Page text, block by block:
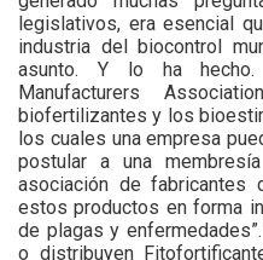
legislativos, era esencial
industria del biocontrol
asunto. Y lo ha hecho.
Manufacturers
biofertilizantes y los
los cuales una empresa
postular a una
asociación de
estos productos en forma
de plagas y
o distribuyen